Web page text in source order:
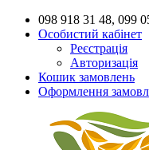
098 918 31 48, 099
Особистий кабінет
Реєстрація
Авторизація
Кошик замовлень
Оформлення